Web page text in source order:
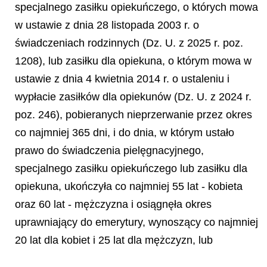
specjalnego zasiłku opiekuńczego, o których mowa
w ustawie z dnia 28 listopada 2003 r. o
świadczeniach rodzinnych (Dz. U. z 2025 r. poz.
1208), lub zasiłku dla opiekuna, o którym mowa w
ustawie z dnia 4 kwietnia 2014 r. o ustaleniu i
wypłacie zasiłków dla opiekunów (Dz. U. z 2024 r.
poz. 246), pobieranych nieprzerwanie przez okres
co najmniej 365 dni, i do dnia, w którym ustało
prawo do świadczenia pielęgnacyjnego,
specjalnego zasiłku opiekuńczego lub zasiłku dla
opiekuna, ukończyła co najmniej 55 lat - kobieta
oraz 60 lat - mężczyzna i osiągnęła okres
uprawniający do emerytury, wynoszący co najmniej
20 lat dla kobiet i 25 lat dla mężczyzn, lub